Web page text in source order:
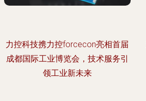
力控科技携力控forcecon亮相首届
成都国际工业博览会，技术服务引
领工业新未来